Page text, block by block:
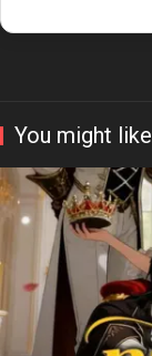
You might like